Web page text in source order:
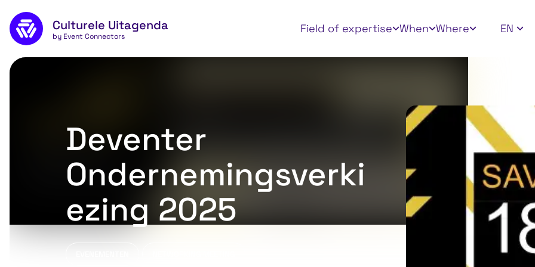
Skip to main content
Culturele Uitagenda
by Event Connectors
Field of expertise When Where
Apply filters EN
Deventer
Ondernemingsverki
ezing 2025